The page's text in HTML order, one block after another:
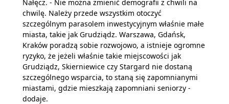
Nałęcz. - Nie można zmienić demografii z chwili na
chwilę. Należy przede wszystkim otoczyć
szczególnym parasolem inwestycyjnym właśnie małe
miasta, takie jak Grudziądz. Warszawa, Gdańsk,
Kraków poradzą sobie rozwojowo, a istnieje ogromne
ryzyko, że jeżeli właśnie takie miejscowości jak
Grudziądz, Skierniewice czy Stargard nie dostaną
szczególnego wsparcia, to staną się zapomnianymi
miastami, gdzie mieszkają zapomniani seniorzy -
dodaje.